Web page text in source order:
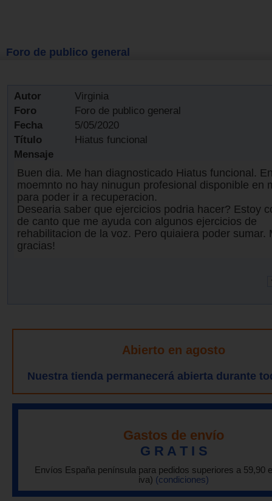
Foro de publico general
Autor
Virginia
Foro
Foro de publico general
Fecha
5/05/2020
Título
Hiatus funcional
Mensaje
Buen dia. Me han diagnosticado Hiatus funcional.
moemnto no hay ninugun profesional disponible en
para poder ir a recuperacion.
Desearia saber que ejercicios podria hacer? Estoy
de canto que me ayuda con algunos ejercicios de
rehabilitacion de la voz. Pero quiaiera poder sumar.
gracias!
Abierto en agosto
Nuestra tienda permanecerá abierta durante
Gastos de envío
G R A T I S
Envíos España península para pedidos superiores a 59,90
iva) (condiciones)